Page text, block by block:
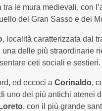
tra le mura medievali, con
del Gran Sasso e dei
, località caratterizzata dal
una delle più straordinarie
ceti sociali e sestieri.
ed eccoci a Corinaldo,
uno dei più antichi atenei
Loreto, con il più grande